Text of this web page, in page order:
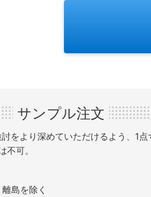
サンプル注文
をより深めていただけるよう、1
不可。
島を除く